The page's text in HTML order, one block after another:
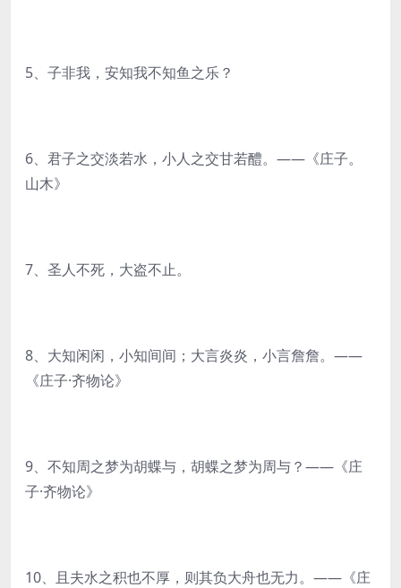
5、子非我，安知我不知鱼之乐？
6、君子之交淡若水，小人之交甘若醴。——《庄子。
山木》
7、圣人不死，大盗不止。
8、大知闲闲，小知间间；大言炎炎，小言詹詹。——
《庄子·齐物论》
9、不知周之梦为胡蝶与，胡蝶之梦为周与？——《庄
子·齐物论》
10、且夫水之积也不厚，则其负大舟也无力。——《庄